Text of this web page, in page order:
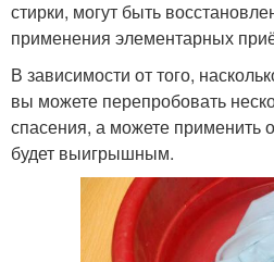
стирки, могут быть
применения элементарных
В зависимости от того,
вы можете перепробовать
спасения, а можете применить
будет выигрышным.